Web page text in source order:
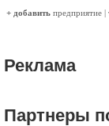
+ добавить предприятие |
Реклама
Партнеры